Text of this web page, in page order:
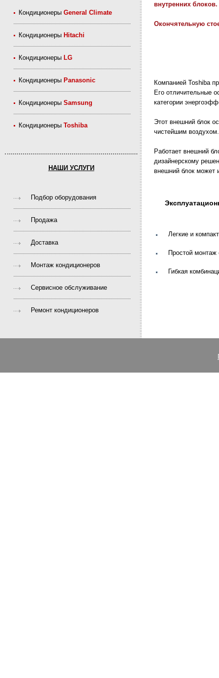
КондиционерыGeneral Climate
Кондиционеры Hitachi
Кондиционеры LG
Кондиционеры Panasonic
КондиционерыSamsung
КондиционерыToshiba
НАШИ УСЛУГИ
Подбор оборудования
Продажа
Доставка
Монтаж кондиционеров
Сервисное обслуживание
Ремонт кондиционеров
внутренних блоков.
Окончятельную
Компанией Toshiba
Его отличительные
категории
Этот внешний блок
чистейшим
Работает внешний
дизайнерскому
внешний блок может
Легкие и
Простой монтаж
Гибкая